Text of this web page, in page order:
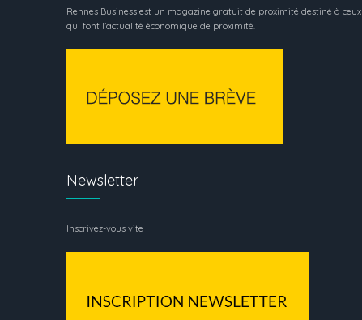
Rennes Business est un magazine gratuit de proximité destiné à ceux
qui font l’actualité économique de proximité.
Newsletter
Inscrivez-vous vite